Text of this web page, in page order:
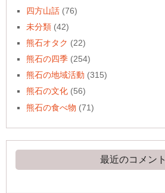
四方山話 (76)
未分類 (42)
熊石オタク (22)
熊石の四季 (254)
熊石の地域活動 (315)
熊石の文化 (56)
熊石の食べ物 (71)
最近のコメント